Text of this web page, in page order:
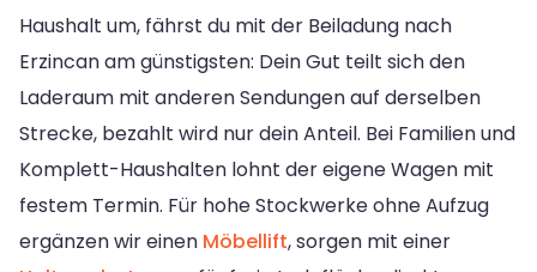
Haushalt um, fährst du mit der Beiladung nach
Erzincan am günstigsten: Dein Gut teilt sich den
Laderaum mit anderen Sendungen auf derselben
Strecke, bezahlt wird nur dein Anteil. Bei Familien und
Komplett-Haushalten lohnt der eigene Wagen mit
festem Termin. Für hohe Stockwerke ohne Aufzug
ergänzen wir einen Möbellift, sorgen mit einer